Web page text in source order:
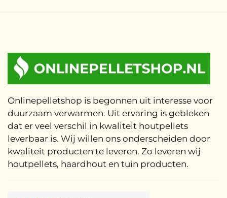
Onlinepelletshop is begonnen uit interesse voor
duurzaam verwarmen. Uit ervaring is gebleken
dat er veel verschil in kwaliteit houtpellets
leverbaar is. Wij willen ons onderscheiden door
kwaliteit producten te leveren. Zo leveren wij
houtpellets, haardhout en tuin producten.